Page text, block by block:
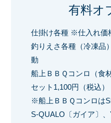
有料オ
仕掛け各種 ※仕入れ価
釣りえさ各種（冷凍品
動
船上ＢＢＱコンロ（食
セット1,100円（税込）
※船上ＢＢＱコンロは
S-QUALO〔ガイア〕